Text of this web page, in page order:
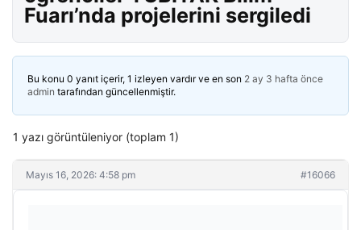
Fuarı’nda projelerini sergiledi
Bu konu 0 yanıt içerir, 1 izleyen vardır ve en son 2 ay 3 hafta önce
admin tarafından güncellenmiştir.
1 yazı görüntüleniyor (toplam 1)
Mayıs 16, 2026: 4:58 pm #16066